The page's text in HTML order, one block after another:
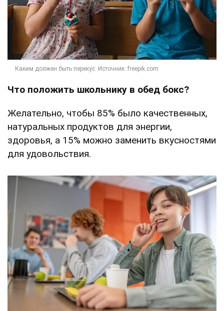
Что положить школьнику в обед бокс?
Желательно, чтобы 85% было качественных,
натуральных продуктов для энергии,
здоровья, а 15% можно заменить вкусностями
для удовольствия.